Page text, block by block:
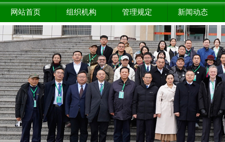
网站首页 组织机构 管理规定 新闻动态